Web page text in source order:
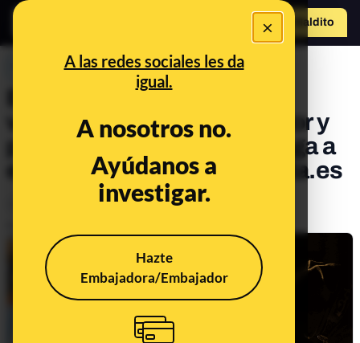
×
A las redes sociales les da
igual.
A nosotros no.
Ayúdanos a
investigar.
Hazte
Embajadora/Embajador
Hazte Maldito
PREBUNKING
Edición especial perretes:
visión en la oscuridad, sudor y
potencial peligrosidad. Llega a
el 214º consultorio a Maldita.es